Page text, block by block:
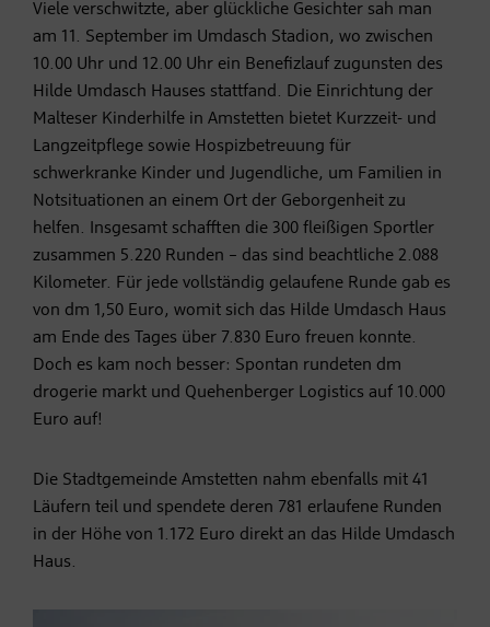
Viele verschwitzte, aber glückliche Gesichter sah man
am 11. September im Umdasch Stadion, wo zwischen
10.00 Uhr und 12.00 Uhr ein Benefizlauf zugunsten des
Hilde Umdasch Hauses stattfand. Die Einrichtung der
Malteser Kinderhilfe in Amstetten bietet Kurzzeit- und
Langzeitpflege sowie Hospizbetreuung für
schwerkranke Kinder und Jugendliche, um Familien in
Notsituationen an einem Ort der Geborgenheit zu
helfen. Insgesamt schafften die 300 fleißigen Sportler
zusammen 5.220 Runden – das sind beachtliche 2.088
Kilometer. Für jede vollständig gelaufene Runde gab es
von dm 1,50 Euro, womit sich das Hilde Umdasch Haus
am Ende des Tages über 7.830 Euro freuen konnte.
Doch es kam noch besser: Spontan rundeten dm
drogerie markt und Quehenberger Logistics auf 10.000
Euro auf!
Die Stadtgemeinde Amstetten nahm ebenfalls mit 41
Läufern teil und spendete deren 781 erlaufene Runden
in der Höhe von 1.172 Euro direkt an das Hilde Umdasch
Haus.